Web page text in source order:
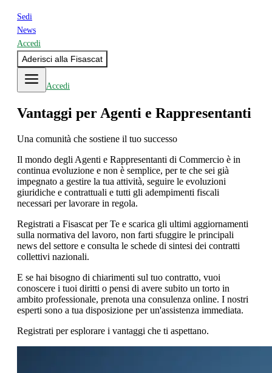
Sedi
News
Accedi
Aderisci alla Fisascat
Accedi
Vantaggi per Agenti e Rappresentanti
Una comunità che sostiene il tuo successo
Il mondo degli Agenti e Rappresentanti di Commercio è in
continua evoluzione e non è semplice, per te che sei già
impegnato a gestire la tua attività, seguire le evoluzioni
giuridiche e contrattuali e tutti gli adempimenti fiscali
necessari per lavorare in regola.
Registrati a Fisascat per Te e scarica gli ultimi aggiornamenti
sulla normativa del lavoro, non farti sfuggire le principali
news del settore e consulta le schede di sintesi dei contratti
collettivi nazionali.
E se hai bisogno di chiarimenti sul tuo contratto, vuoi
conoscere i tuoi diritti o pensi di avere subito un torto in
ambito professionale, prenota una consulenza online. I nostri
esperti sono a tua disposizione per un'assistenza immediata.
Registrati per esplorare i vantaggi che ti aspettano.